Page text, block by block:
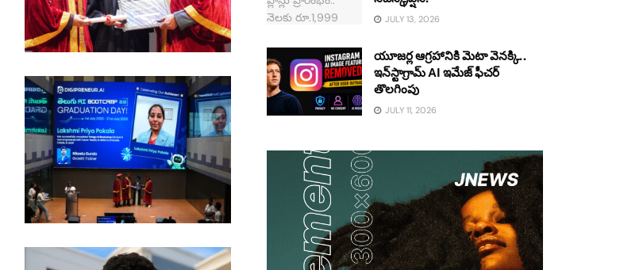
JULY 13, 2026
యూజర్ల ఆగ్రహానికి మెటా వెనక్కి..
ఇన్‌స్టాగ్రామ్ AI ఇమేజ్ ఫీచర్
తొలగింపు
JULY 11, 2026